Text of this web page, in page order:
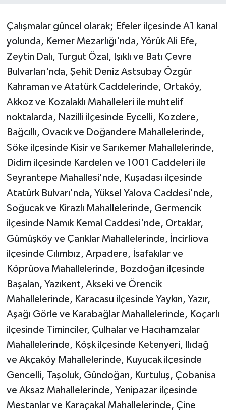
Çalışmalar güncel olarak; Efeler ilçesinde A1 kanal
yolunda, Kemer Mezarlığı'nda, Yörük Ali Efe,
Zeytin Dalı, Turgut Özal, Işıklı ve Batı Çevre
Bulvarları'nda, Şehit Deniz Astsubay Özgür
Kahraman ve Atatürk Caddelerinde, Ortaköy,
Akkoz ve Kozalaklı Mahalleleri ile muhtelif
noktalarda, Nazilli ilçesinde Eycelli, Kozdere,
Bağcıllı, Ovacık ve Doğandere Mahallelerinde,
Söke ilçesinde Kisir ve Sarıkemer Mahallelerinde,
Didim ilçesinde Kardelen ve 1001 Caddeleri ile
Seyrantepe Mahallesi'nde, Kuşadası ilçesinde
Atatürk Bulvarı'nda, Yüksel Yalova Caddesi'nde,
Soğucak ve Kirazlı Mahallelerinde, Germencik
ilçesinde Namık Kemal Caddesi'nde, Ortaklar,
Gümüşköy ve Çarıklar Mahallelerinde, İncirliova
ilçesinde Cılımbız, Arpadere, İsafakılar ve
Köprüova Mahallelerinde, Bozdoğan ilçesinde
Başalan, Yazıkent, Akseki ve Örencik
Mahallelerinde, Karacasu ilçesinde Yaykın, Yazır,
Aşağı Görle ve Karabağlar Mahallelerinde, Koçarlı
ilçesinde Timinciler, Çulhalar ve Hacıhamzalar
Mahallelerinde, Köşk ilçesinde Ketenyeri, Ilıdağ
ve Akçaköy Mahallelerinde, Kuyucak ilçesinde
Gencelli, Taşoluk, Gündoğan, Kurtuluş, Çobanisa
ve Aksaz Mahallelerinde, Yenipazar ilçesinde
Mestanlar ve Karaçakal Mahallelerinde, Çine